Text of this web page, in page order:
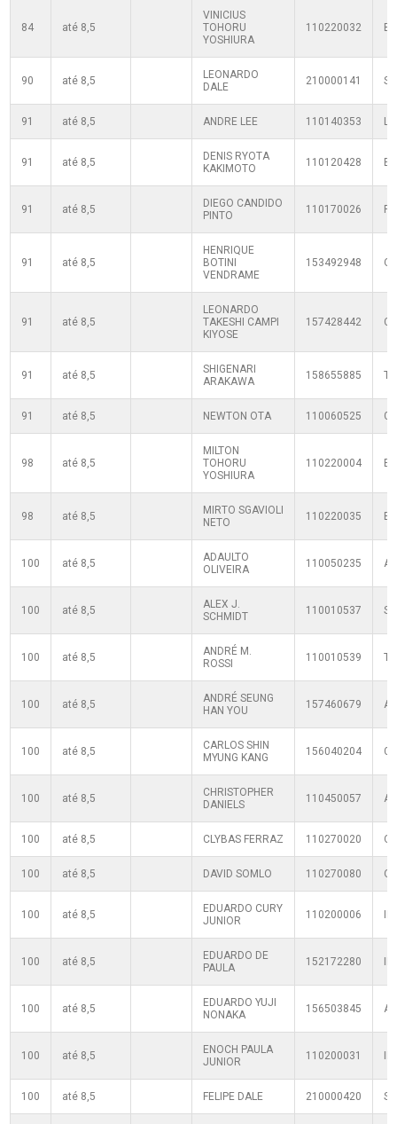
84 até 8,5
VINICIUS
TOHORU
YOSHIURA
110220032
90 até 8,5
LEONARDO
DALE
210000141
91 até 8,5 ANDRE LEE 110140353
91 até 8,5
DENIS RYOTA
KAKIMOTO
110120428
91 até 8,5
DIEGO CANDIDO
PINTO
110170026
91 até 8,5
HENRIQUE
BOTINI
VENDRAME
153492948
91 até 8,5
LEONARDO
TAKESHI CAMPI
KIYOSE
157428442
91 até 8,5
SHIGENARI
ARAKAWA
158655885
91 até 8,5 NEWTON OTA 110060525
98 até 8,5
MILTON
TOHORU
YOSHIURA
110220004
98 até 8,5
MIRTO SGAVIOLI
NETO
110220035
100 até 8,5
ADAULTO
OLIVEIRA
110050235
100 até 8,5
ALEX J.
SCHMIDT
110010537
100 até 8,5
ANDRÉ M.
ROSSI
110010539
100 até 8,5
ANDRÉ SEUNG
HAN YOU
157460679
100 até 8,5
CARLOS SHIN
MYUNG KANG
156040204
100 até 8,5
CHRISTOPHER
DANIELS
110450057
100 até 8,5 CLYBAS FERRAZ 110270020
100 até 8,5 DAVID SOMLO 110270080
100 até 8,5
EDUARDO CURY
JUNIOR
110200006
100 até 8,5
EDUARDO DE
PAULA
152172280
100 até 8,5
EDUARDO YUJI
NONAKA
156503845
100 até 8,5
ENOCH PAULA
JUNIOR
110200031
100 até 8,5 FELIPE DALE 210000420